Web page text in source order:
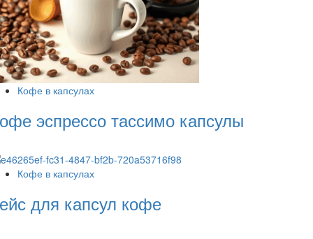
Кофе в капсулах
эспрессо тассимо капсулы
Кофе в капсулах
для капсул кофе